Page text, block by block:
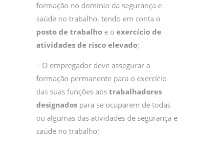
formação no domínio da segurança e
saúde no trabalho, tendo em conta o
posto de trabalho e o exercício de
atividades de risco elevado;
– O empregador deve assegurar a
formação permanente para o exercício
das suas funções aos trabalhadores
designados para se ocuparem de todas
ou algumas das atividades de segurança e
saúde no trabalho;